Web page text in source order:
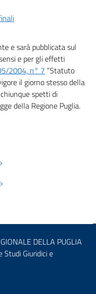
e sarà pubblicata sul
e per gli effetti
2004, n° 7 “Statuto
il giorno stesso della
spetti di
della Regione Puglia.
DELLA PUGLIA
Studi Giuridici e